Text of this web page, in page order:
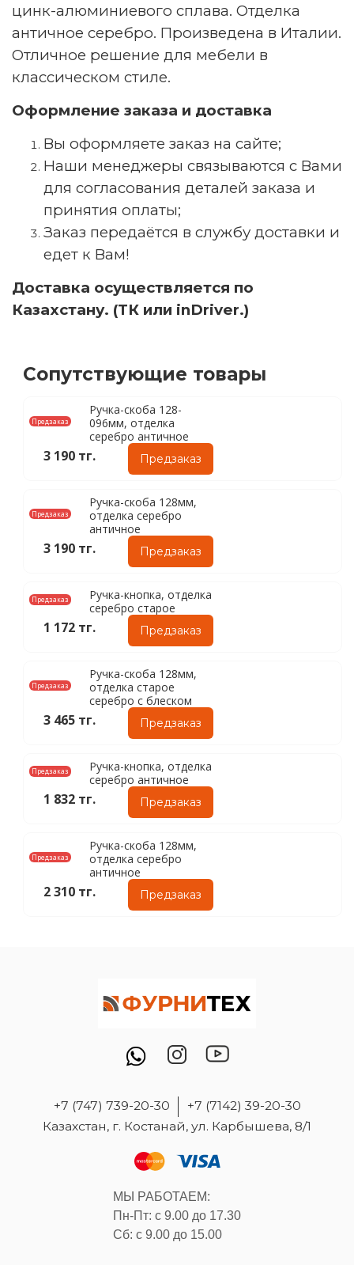
цинк-алюминиевого сплава. Отделка
античное серебро. Произведена в Италии.
Отличное решение для мебели в
классическом стиле.
Оформление заказа и доставка
Вы оформляете заказ на сайте;
Наши менеджеры связываются с Вами
для согласования деталей заказа и
принятия оплаты;
Заказ передаётся в службу доставки и
едет к Вам!
Доставка осуществляется по
Казахстану. (ТК или inDriver.)
Сопутствующие товары
Предзаказ
Ручка-скоба 128-
096мм, отделка
серебро античное
3 190 тг. Предзаказ
Предзаказ
Ручка-скоба 128мм,
отделка серебро
античное
3 190 тг. Предзаказ
Предзаказ
Ручка-кнопка, отделка
серебро старое
1 172 тг. Предзаказ
Предзаказ
Ручка-скоба 128мм,
отделка старое
серебро с блеском
3 465 тг. Предзаказ
Предзаказ
Ручка-кнопка, отделка
серебро античное
1 832 тг. Предзаказ
Предзаказ
Ручка-скоба 128мм,
отделка серебро
античное
2 310 тг. Предзаказ
+7 (747) 739-20-30
+7 (7142) 39-20-30
Казахстан, г. Костанай, ул. Карбышева, 8/1
МЫ РАБОТАЕМ:
Пн-Пт: с 9.00 до 17.30
Сб: с 9.00 до 15.00